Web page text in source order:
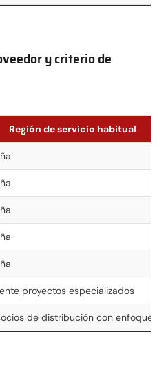
y criterio de
Región de servicio habitual
proyectos especializados
de distribución con enfoque